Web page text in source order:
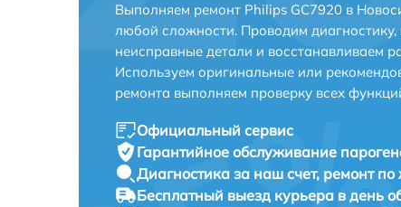
Выполняем ремонт Philips GC7920 в
любой сложности. Проводим
неисправные детали и восстанавливаем
Используем оригинальные или
ремонта выполняем проверку всех
Официальный сервис
Гарантийное обслуживание
Диагностика за наш счет, ремонт
Бесплатный выезд курьера в день